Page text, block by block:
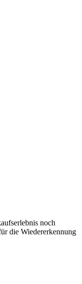
noch
die Wiedererkennung